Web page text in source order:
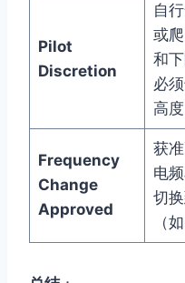
Pilot
Discretion
自
或
和
必
高度
Frequency
Change
Approved
获
电
切
（